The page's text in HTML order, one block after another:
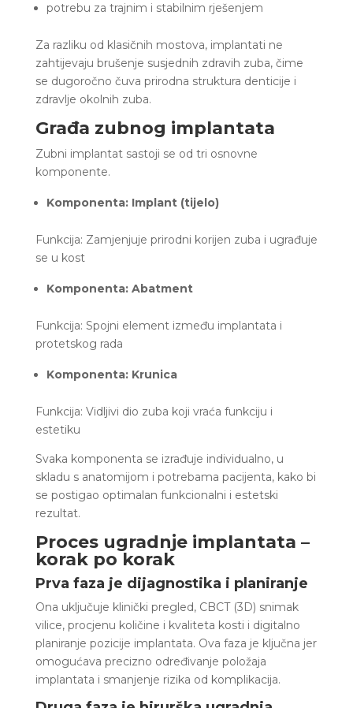
potrebu za trajnim i stabilnim rješenjem
Za razliku od klasičnih mostova, implantati ne
zahtijevaju brušenje susjednih zdravih zuba, čime
se dugoročno čuva prirodna struktura denticije i
zdravlje okolnih zuba.
Građa zubnog implantata
Zubni implantat sastoji se od tri osnovne
komponente.
Komponenta: Implant (tijelo)
Funkcija: Zamjenjuje prirodni korijen zuba i ugrađuje
se u kost
Komponenta: Abatment
Funkcija: Spojni element između implantata i
protetskog rada
Komponenta: Krunica
Funkcija: Vidljivi dio zuba koji vraća funkciju i
estetiku
Svaka komponenta se izrađuje individualno, u
skladu s anatomijom i potrebama pacijenta, kako bi
se postigao optimalan funkcionalni i estetski
rezultat.
Proces ugradnje implantata –
korak po korak
Prva faza je dijagnostika i planiranje
Ona uključuje klinički pregled, CBCT (3D) snimak
vilice, procjenu količine i kvaliteta kosti i digitalno
planiranje pozicije implantata. Ova faza je ključna jer
omogućava precizno određivanje položaja
implantata i smanjenje rizika od komplikacija.